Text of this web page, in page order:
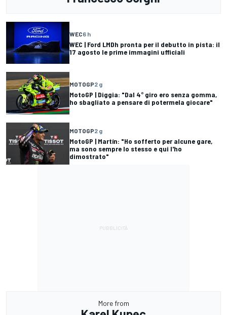
WEC6 h
WEC | Ford LMDh pronta per il debutto in pista: il
17 agosto le prime immagini ufficiali
MOTOGP2 g
MotoGP | Diggia: "Dal 4° giro ero senza gomma,
ho sbagliato a pensare di potermela giocare"
MOTOGP2 g
MotoGP | Martín: "Ho sofferto per alcune gare,
ma sono sempre lo stesso e qui l'ho
dimostrato"
More from